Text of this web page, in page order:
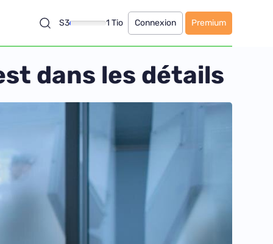
S3 1 Tio Connexion Premium
dans les détails